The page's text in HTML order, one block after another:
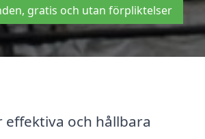
gratis och utan förpliktelser
effektiva och hållbara